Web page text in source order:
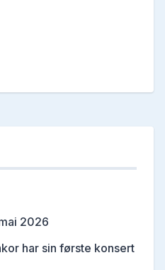
2026
har sin første konsert